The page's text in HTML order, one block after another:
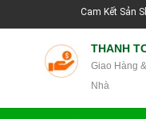
Cam Kết Sản Shẩm Chính
THANH
Giao Hàng
Nhà